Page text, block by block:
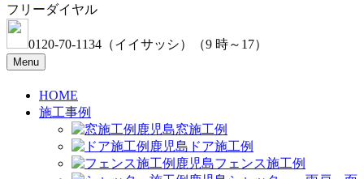
フリーダイヤル
0120-70-1134 （イイサッシ） （9 時～17）
Menu
HOME
施工事例
窓施工例
ドア施工例
フェンス施工例